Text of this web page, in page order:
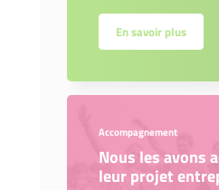
En savoir plus
Accompagnement
Nous les avons
leur projet